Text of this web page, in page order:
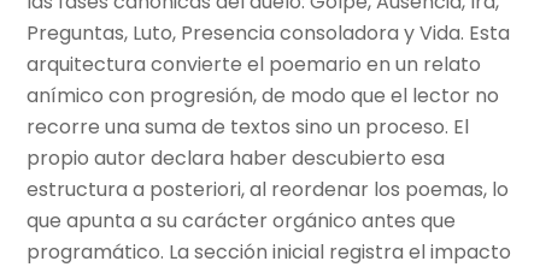
Preguntas, Luto, Presencia consoladora y Vida. Esta
arquitectura convierte el poemario en un relato
anímico con progresión, de modo que el lector no
recorre una suma de textos sino un proceso. El
propio autor declara haber descubierto esa
estructura a posteriori, al reordenar los poemas, lo
que apunta a su carácter orgánico antes que
programático. La sección inicial registra el impacto